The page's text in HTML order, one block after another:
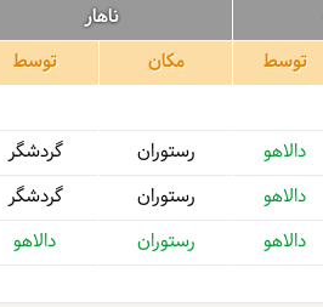
ناهار
توسط مکان توسط
دالاهو رستوران گردشگر
دالاهو رستوران گردشگر
دالاهو رستوران دالاهو